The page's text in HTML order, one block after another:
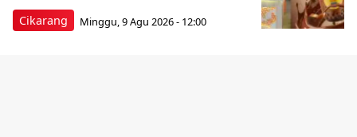
Cikarang Minggu, 9 Agu 2026 - 12:00